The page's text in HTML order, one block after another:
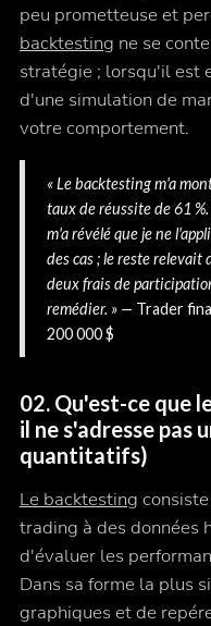
peu prometteuse et
backtesting ne se
stratégie ; lorsqu'il est
d'une simulation de
votre comportement.
« Le backtesting m'a
taux de réussite de 61
m'a révélé que je ne
des cas ; le reste relevait
deux frais de
remédier. » — Trader
200 000 $
02. Qu'est-ce que
il ne s'adresse pas
quantitatifs)
Le backtesting
trading à des données
d'évaluer les
Dans sa forme la plus
graphiques et de